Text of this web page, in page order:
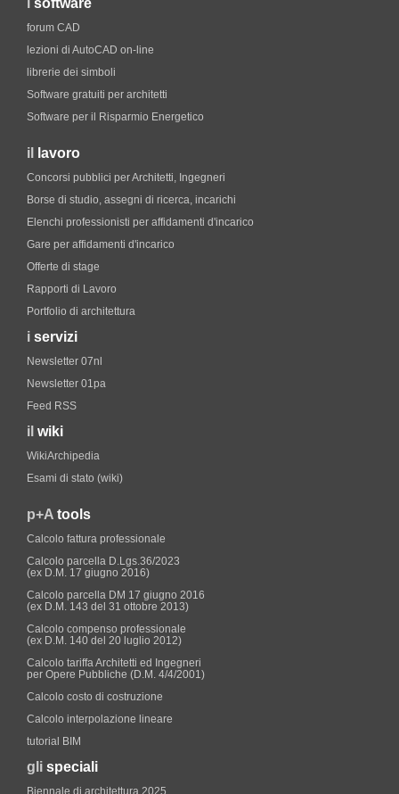
i software
forum CAD
lezioni di AutoCAD on-line
librerie dei simboli
Software gratuiti per architetti
Software per il Risparmio Energetico
il lavoro
Concorsi pubblici per Architetti, Ingegneri
Borse di studio, assegni di ricerca, incarichi
Elenchi professionisti per affidamenti d'incarico
Gare per affidamenti d'incarico
Offerte di stage
Rapporti di Lavoro
Portfolio di architettura
i servizi
Newsletter 07nl
Newsletter 01pa
Feed RSS
il wiki
WikiArchipedia
Esami di stato (wiki)
p+A tools
Calcolo fattura professionale
Calcolo parcella D.Lgs.36/2023
(ex D.M. 17 giugno 2016)
Calcolo parcella DM 17 giugno 2016
(ex D.M. 143 del 31 ottobre 2013)
Calcolo compenso professionale
(ex D.M. 140 del 20 luglio 2012)
Calcolo tariffa Architetti ed Ingegneri
per Opere Pubbliche (D.M. 4/4/2001)
Calcolo costo di costruzione
Calcolo interpolazione lineare
tutorial BIM
gli speciali
Biennale di architettura 2025